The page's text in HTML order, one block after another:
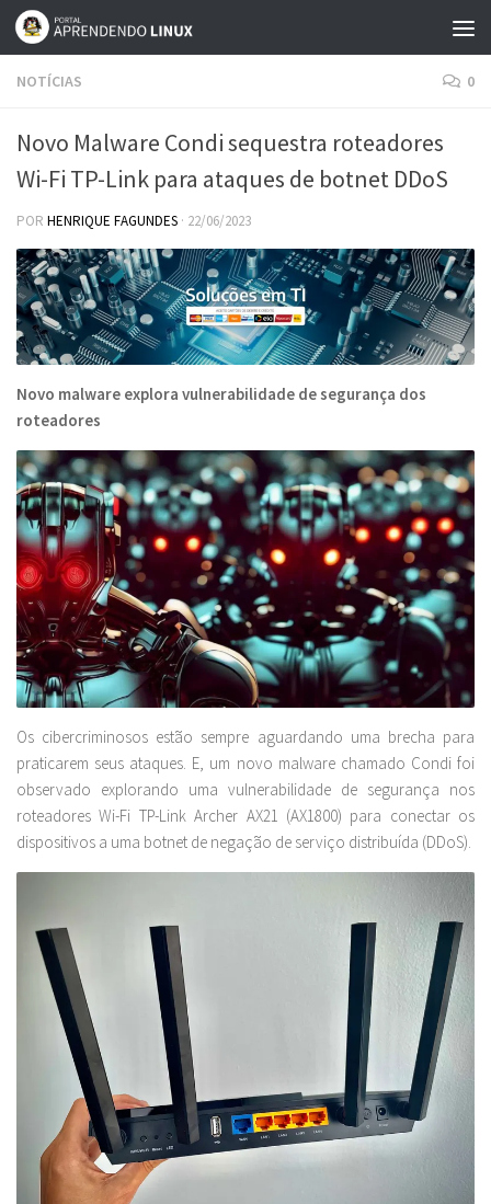
Skip to content
NOTÍCIAS 0
Novo Malware Condi sequestra roteadores
Wi-Fi TP-Link para ataques de botnet DDoS
POR HENRIQUE FAGUNDES · 22/06/2023
Novo malware explora vulnerabilidade de segurança dos
roteadores
Os cibercriminosos estão sempre aguardando uma brecha para
praticarem seus ataques. E, um novo malware chamado Condi foi
observado explorando uma vulnerabilidade de segurança nos
roteadores Wi-Fi TP-Link Archer AX21 (AX1800) para conectar os
dispositivos a uma botnet de negação de serviço distribuída (DDoS).